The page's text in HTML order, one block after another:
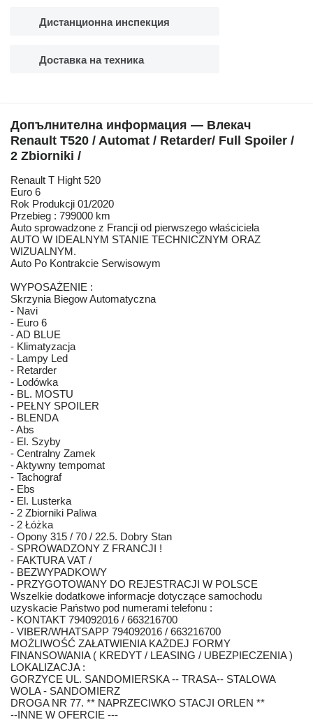
Дистанционна инспекция
Доставка на техника
Допълнителна информация — Влекач
Renault T520 / Automat / Retarder/ Full Spoiler /
2 Zbiorniki /
Renault T Hight 520
Euro 6
Rok Produkcji 01/2020
Przebieg : 799000 km
Auto sprowadzone z Francji od pierwszego właściciela
AUTO W IDEALNYM STANIE TECHNICZNYM ORAZ
WIZUALNYM.
Auto Po Kontrakcie Serwisowym
WYPOSAŻENIE :
Skrzynia Biegow Automatyczna
- Navi
- Euro 6
- AD BLUE
- Klimatyzacja
- Lampy Led
- Retarder
- Lodówka
- BL. MOSTU
- PEŁNY SPOILER
- BLENDA
- Abs
- El. Szyby
- Centralny Zamek
- Aktywny tempomat
- Tachograf
- Ebs
- El. Lusterka
- 2 Zbiorniki Paliwa
- 2 Łóżka
- Opony 315 / 70 / 22.5. Dobry Stan
- SPROWADZONY Z FRANCJI !
- FAKTURA VAT /
- BEZWYPADKOWY
- PRZYGOTOWANY DO REJESTRACJI W POLSCE
Wszelkie dodatkowe informacje dotyczące samochodu
uzyskacie Państwo pod numerami telefonu :
- KONTAKT 794092016 / 663216700
- VIBER/WHATSAPP 794092016 / 663216700
MOŻLIWOŚĆ ZAŁATWIENIA KAŻDEJ FORMY
FINANSOWANIA ( KREDYT / LEASING / UBEZPIECZENIA )
LOKALIZACJA :
GORZYCE UL. SANDOMIERSKA -- TRASA-- STALOWA
WOLA - SANDOMIERZ
DROGA NR 77. ** NAPRZECIWKO STACJI ORLEN **
--INNE W OFERCIE ---